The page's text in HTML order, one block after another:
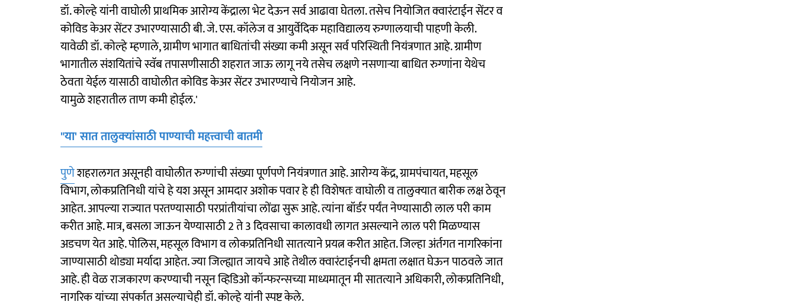
डॉ. कोल्हे यांनी वाघोली प्राथमिक आरोग्य केंद्राला भेट देऊन सर्व आढावा घेतला. तसेच नियोजित क्वारंटाईन सेंटर व
कोविड केअर सेंटर उभारण्यासाठी बी. जे. एस. कॉलेज व आयुर्वेदिक महाविद्यालय रुग्णालयाची पाहणी केली.
यावेळी डॉ. कोल्हे म्हणाले, ग्रामीण भागात बाधितांची संख्या कमी असून सर्व परिस्थिती नियंत्रणात आहे. ग्रामीण
भागातील संशयितांचे स्वॅब तपासणीसाठी शहरात जाऊ लागू नये तसेच लक्षणे नसणाऱ्या बाधित रुग्णांना येथेच
ठेवता येईल यासाठी वाघोलीत कोविड केअर सेंटर उभारण्याचे नियोजन आहे.
यामुळे शहरातील ताण कमी होईल.'
"या' सात तालुक्‍यांसाठी पाण्याची महत्त्वाची बातमी
पुणेशहरालगत असूनही वाघोलीत रुग्णांची संख्या पूर्णपणे नियंत्रणात आहे. आरोग्य केंद्र, ग्रामपंचायत, महसूल
विभाग, लोकप्रतिनिधी यांचे हे यश असून आमदार अशोक पवार हे ही विशेषतः वाघोली व तालुक्‍यात बारीक लक्ष ठेवून
आहेत. आपल्या राज्यात परतण्यासाठी परप्रांतीयांचा लोंढा सुरू आहे. त्यांना बॉर्डर पर्यंत नेण्यासाठी लाल परी काम
करीत आहे. मात्र, बसला जाऊन येण्यासाठी 2 ते 3 दिवसाचा कालावधी लागत असल्याने लाल परी मिळण्यास
अडचण येत आहे. पोलिस, महसूल विभाग व लोकप्रतिनिधी सातत्याने प्रयत्न करीत आहेत. जिल्हा अंर्तगत नागरिकांना
जाण्यासाठी थोड्या मर्यादा आहेत. ज्या जिल्ह्यात जायचे आहे तेथील क्वारंटाईनची क्षमता लक्षात घेऊन पाठवले जात
आहे. ही वेळ राजकारण करण्याची नसून व्हिडिओ कॉन्फरन्सच्या माध्यमातून मी सातत्याने अधिकारी, लोकप्रतिनिधी,
नागरिक यांच्या संपर्कात असल्याचेही डॉ. कोल्हे यांनी स्पष्ट केले.